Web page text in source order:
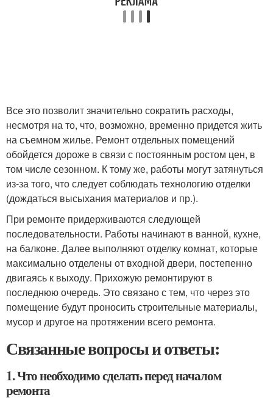
Все это позволит значительно сократить расходы,
несмотря на то, что, возможно, временно придется жить
на съемном жилье. Ремонт отдельных помещений
обойдется дороже в связи с постоянным ростом цен, в
том числе сезонном. К тому же, работы могут затянуться
из-за того, что следует соблюдать технологию отделки
(дождаться высыхания материалов и пр.).
При ремонте придерживаются следующей
последовательности. Работы начинают в ванной, кухне,
на балконе. Далее выполняют отделку комнат, которые
максимально отделены от входной двери, постепенно
двигаясь к выходу. Прихожую ремонтируют в
последнюю очередь. Это связано с тем, что через это
помещение будут проносить строительные материалы,
мусор и другое на протяжении всего ремонта.
Связанные вопросы и ответы:
1. Что необходимо сделать перед началом
ремонта